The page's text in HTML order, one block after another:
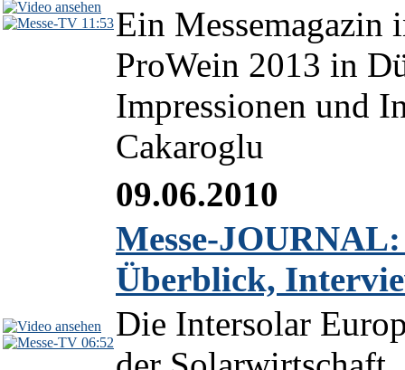
11:53Ein Messemagazin
ProWein 2013 in
Impressionen und
Cakaroglu
06:52
09.06.2010
Messe-
Überblick,
Die Intersolar